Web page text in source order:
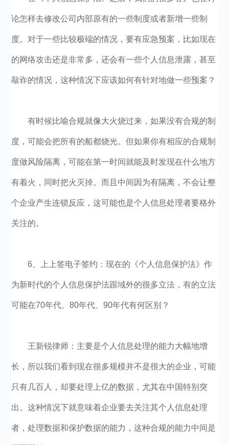
论怎样去修改公司内部原有的一些制度或者新增一些制
度。对于一些比较极端的情况，要有应急预案，比如现在
的网络攻击还是非常多，还会有一些个人信息泄露，甚至
敲诈的情况，这种情况下应该如何有针对地做一些预案？
有时候比喻合规就像大火烧过来，如果没有合规的制
度，可能会把所有的船都烧光。但如果你有相应的合规制
度做风险隔离，可能在第一时间就能及时发现在什么地方
有着火，同时把火灭掉。而且中间因为有隔离，不会让整
个企业产生连锁反应，这可能也是个人信息处理者要格外
关注的。
6、上上签电子签约：现在的《个人信息保护法》作
为新时代的个人信息保护法跟域外的很多立法，有的立法
可能在70年代、80年代、90年代有何区别？
王新锐律师：主要是个人信息处理的能力大幅地增
长，所以我们看到现在很多规模并不是很大的企业，可能
只有几百人，却要处理上亿的数据，尤其在中国特别突
出。这种情况下就意味着企业要去关注其个人信息处理
者，处理数据和保护数据的能力，这种合规的能力中间是